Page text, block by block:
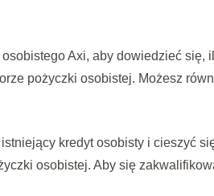
Axi, aby dowiedzieć
pożyczki osobistej. Możesz
kredyt osobisty i cieszyć
osobistej. Aby się